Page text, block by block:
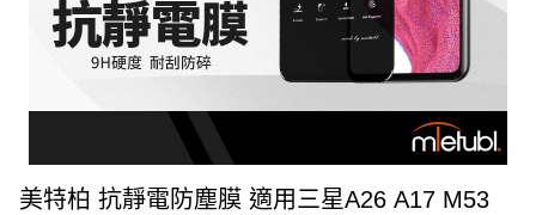
美特柏 抗靜電防塵膜 適用三星A26 A17 M53